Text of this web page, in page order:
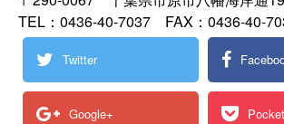
TEL：0436-40-7037 FAX：0436-40-
Twitter
Google+ Pocket